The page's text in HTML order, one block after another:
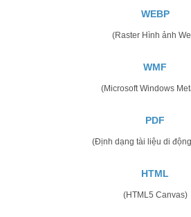
WEBP
(Raster Hình ảnh
WMF
(Microsoft Windows
PDF
(Định dạng tài liệu di
HTML
(HTML5 Canvas)